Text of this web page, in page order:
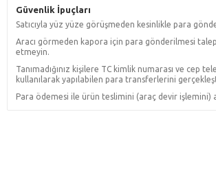
Güvenlik İpuçları
Satıcıyla yüz yüze görüşmeden kesinlikle para
Aracı görmeden kapora için para gönderilmesi
etmeyin.
Tanımadığınız kişilere TC kimlik numarası ve cep
kullanılarak yapılabilen para transferlerini
Para ödemesi ile ürün teslimini (araç devir işlemini)